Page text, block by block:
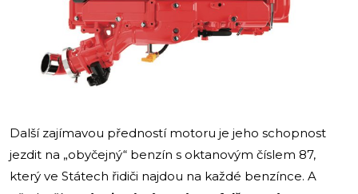
Další zajímavou předností motoru je jeho schopnost
jezdit na „obyčejný“ benzín s oktanovým číslem 87,
který ve Státech řidiči najdou na každé benzínce. A